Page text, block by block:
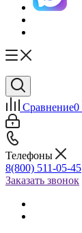
Сравнение0
Телефоны
8(800) 511-05-45
Заказать звонок